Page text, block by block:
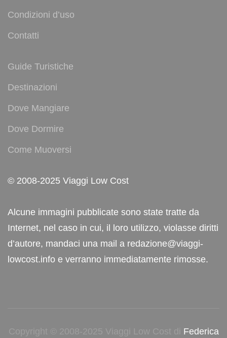
Condizioni d’uso
Contatti
Guide Turistiche
Destinazioni
Dove Mangiare
Dove Dormire
Come Muoversi
© 2008-2025 Viaggi Low Cost
Alcune immagini pubblicate sono state tratte da
Internet, nel caso in cui, il loro utilizzo, violasse diritti
d’autore, mandaci una mail a redazione@viaggi-
lowcost.info e verranno immediatamente rimosse.
Copyright © 2008-2025 Viaggi Low Cost di Federica